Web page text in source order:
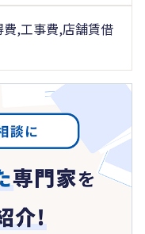
,工事費,店舗賃借